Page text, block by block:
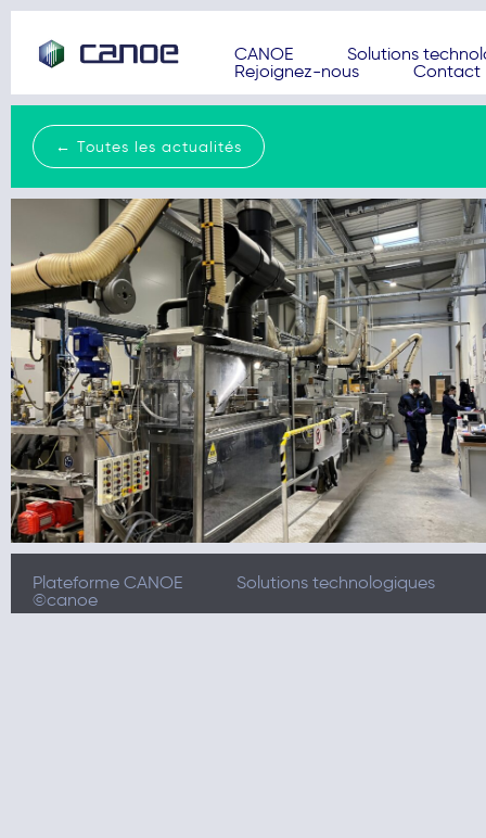
CANOE
Solutions
Rejoignez-nous
Contact
← Toutes les actualités
Plateforme CANOE
Solutions technologiques
©canoe